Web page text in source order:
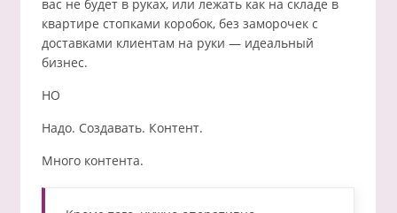
вас не будет в руках, или лежать как на складе в
квартире стопками коробок, без заморочек с
доставками клиентам на руки — идеальный
бизнес.
НО
Надо. Создавать. Контент.
Много контента.